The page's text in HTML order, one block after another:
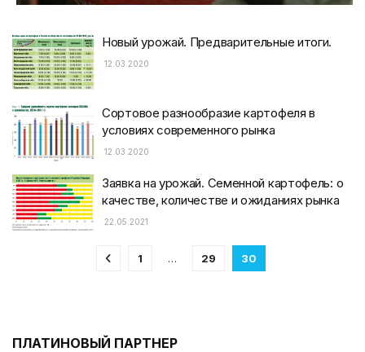
Новый урожай. Предварительные итоги.
12.03.2020
Сортовое разнообразие картофеля в
условиях современного рынка
12.03.2020
Заявка на урожай. Семенной картофель: о
качестве, количестве и ожиданиях рынка
22.05.2021
1 … 29 30
ПЛАТИНОВЫЙ ПАРТНЕР